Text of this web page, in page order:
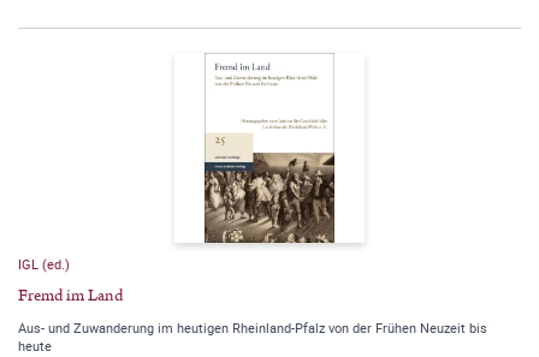
IGL (ed.)
Fremd im Land
Aus- und Zuwanderung im heutigen Rheinland-Pfalz von der Frühen Neuzeit bis
heute